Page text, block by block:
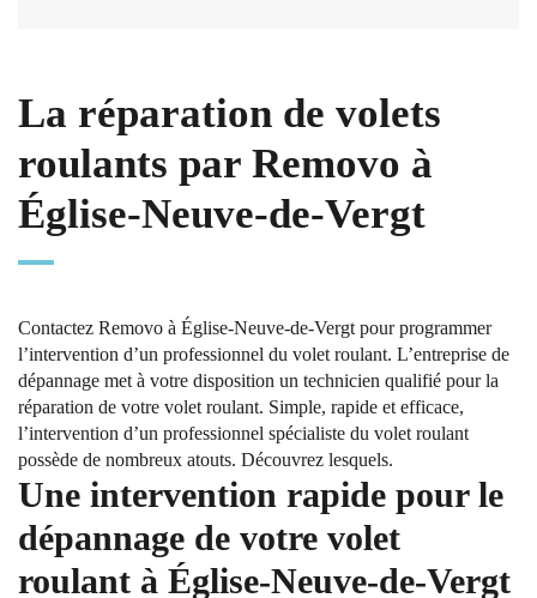
La réparation de volets
roulants par Removo à
Église-Neuve-de-Vergt
Contactez Removo à Église-Neuve-de-Vergt pour programmer
l’intervention d’un professionnel du volet roulant. L’entreprise de
dépannage met à votre disposition un technicien qualifié pour la
réparation de votre volet roulant. Simple, rapide et efficace,
l’intervention d’un professionnel spécialiste du volet roulant
possède de nombreux atouts. Découvrez lesquels.
Une intervention rapide pour le
dépannage de votre volet
roulant à Église-Neuve-de-Vergt